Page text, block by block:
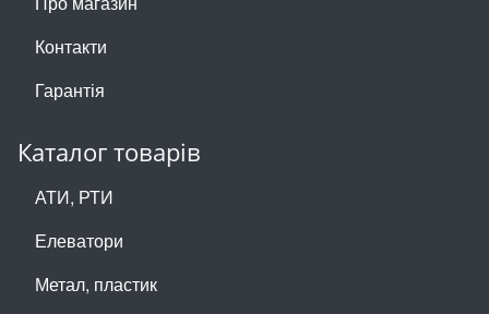
Контакти
Гарантія
Каталог товарів
АТИ, РТИ
Елеватори
Метал, пластик